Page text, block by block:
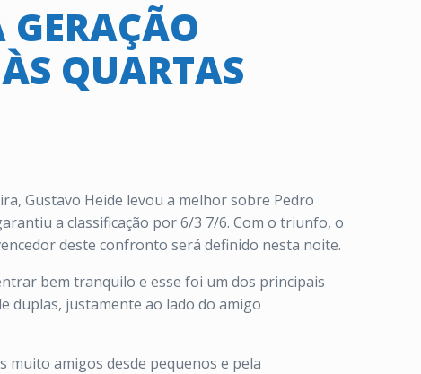
QUARTAS
Gustavo Heide levou a melhor sobre Pedro
a classificação por 6/3 7/6. Com o triunfo, o
deste confronto será definido nesta noite.
bem tranquilo e esse foi um dos principais
duplas, justamente ao lado do amigo
muito amigos desde pequenos e pela